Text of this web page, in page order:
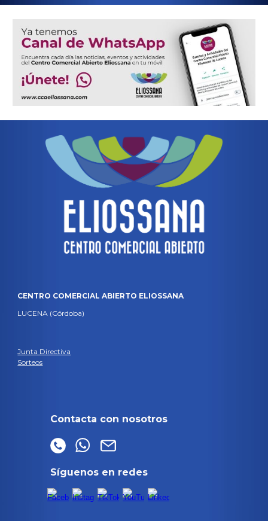
CENTRO COMERCIAL ABIERTO ELIOSSANA
LUCENA (Córdoba)
Junta Directiva
Sorteos
Contacta con nosotros
Síguenos en redes